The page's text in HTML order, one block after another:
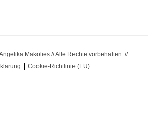
Makolies // Alle Rechte vorbehalten. //
Cookie-Richtlinie (EU)